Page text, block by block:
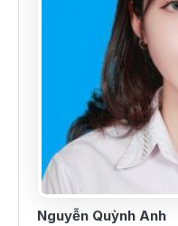
Nguyễn Quỳnh Anh